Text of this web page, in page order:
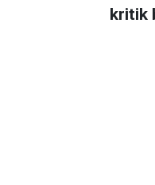
kritik